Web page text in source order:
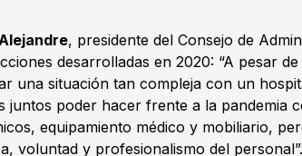
, presidente del Consejo de
desarrolladas en 2020: “A pesar
una situación tan compleja con un
juntos poder hacer frente a la pandemia
equipamiento médico y mobiliario,
voluntad y profesionalismo del personal”.